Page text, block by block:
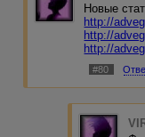
Новые
http://
http://
http://
#80